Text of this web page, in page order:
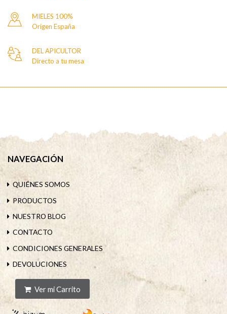
MIELES 100%
Origen España
DEL APICULTOR
Directo a tu mesa
NAVEGACIÓN
QUIÉNES SOMOS
PRODUCTOS
NUESTRO BLOG
CONTACTO
CONDICIONES GENERALES
DEVOLUCIONES
Ver mi Carrito